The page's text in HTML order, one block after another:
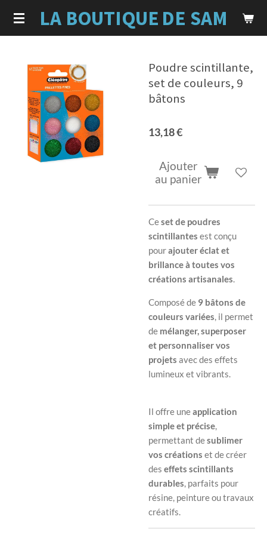
Passer
au
LA BOUTIQUE DE SAM
Poudre scintillante,
set de couleurs, 9
bâtons
13,18 €
Ajouter
au panier
Ceset de poudres
scintillantes est conçu
pourajouter éclat et
brillance à toutes vos
créations artisanales.
Composé de 9 bâtons de
couleurs variées, il permet
de mélanger, superposer
et personnaliser vos
projets avec des effets
lumineux et vibrants.
Il offre uneapplication
simple et précise,
permettant desublimer
vos créations et de créer
des effets scintillants
durables, parfaits pour
résine, peinture ou travaux
créatifs.